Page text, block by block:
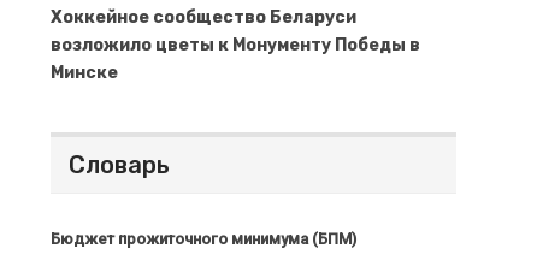
Хоккейное сообщество Беларуси
возложило цветы к Монументу Победы в
Минске
Словарь
Бюджет прожиточного минимума (БПМ)